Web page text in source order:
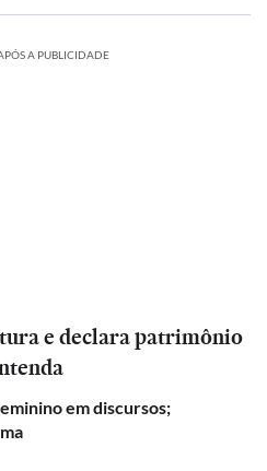
A PUBLICIDADE
e declara patrimônio
em discursos;